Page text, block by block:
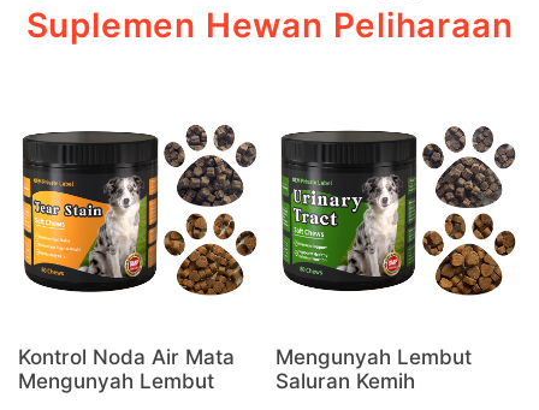
Suplemen Hewan Peliharaan
Kontrol Noda Air Mata
Mengunyah Lembut
Mengunyah Lembut
Saluran Kemih